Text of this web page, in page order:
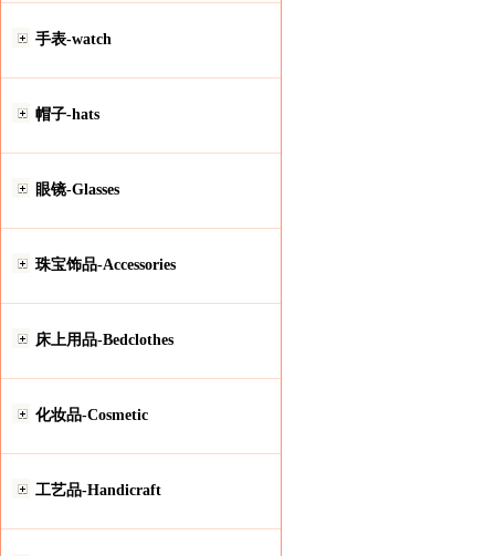
手表-watch
帽子-hats
眼镜-Glasses
珠宝饰品-Accessories
床上用品-Bedclothes
化妆品-Cosmetic
工艺品-Handicraft